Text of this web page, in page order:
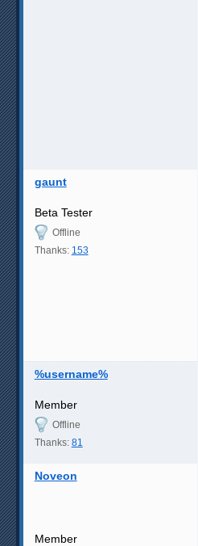
gaunt
Beta Tester
Offline
Thanks: 153
%username%
Member
Offline
Thanks: 81
Noveon
Member